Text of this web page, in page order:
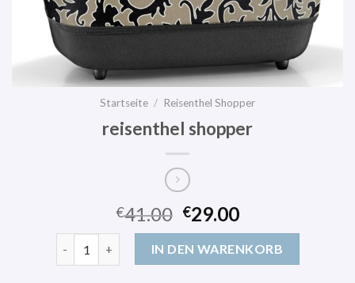
Startseite / Reisenthel Shopper
reisenthel shopper
€41.00 €29.00
reisenthel shopper MengeIN DEN WARENKORB